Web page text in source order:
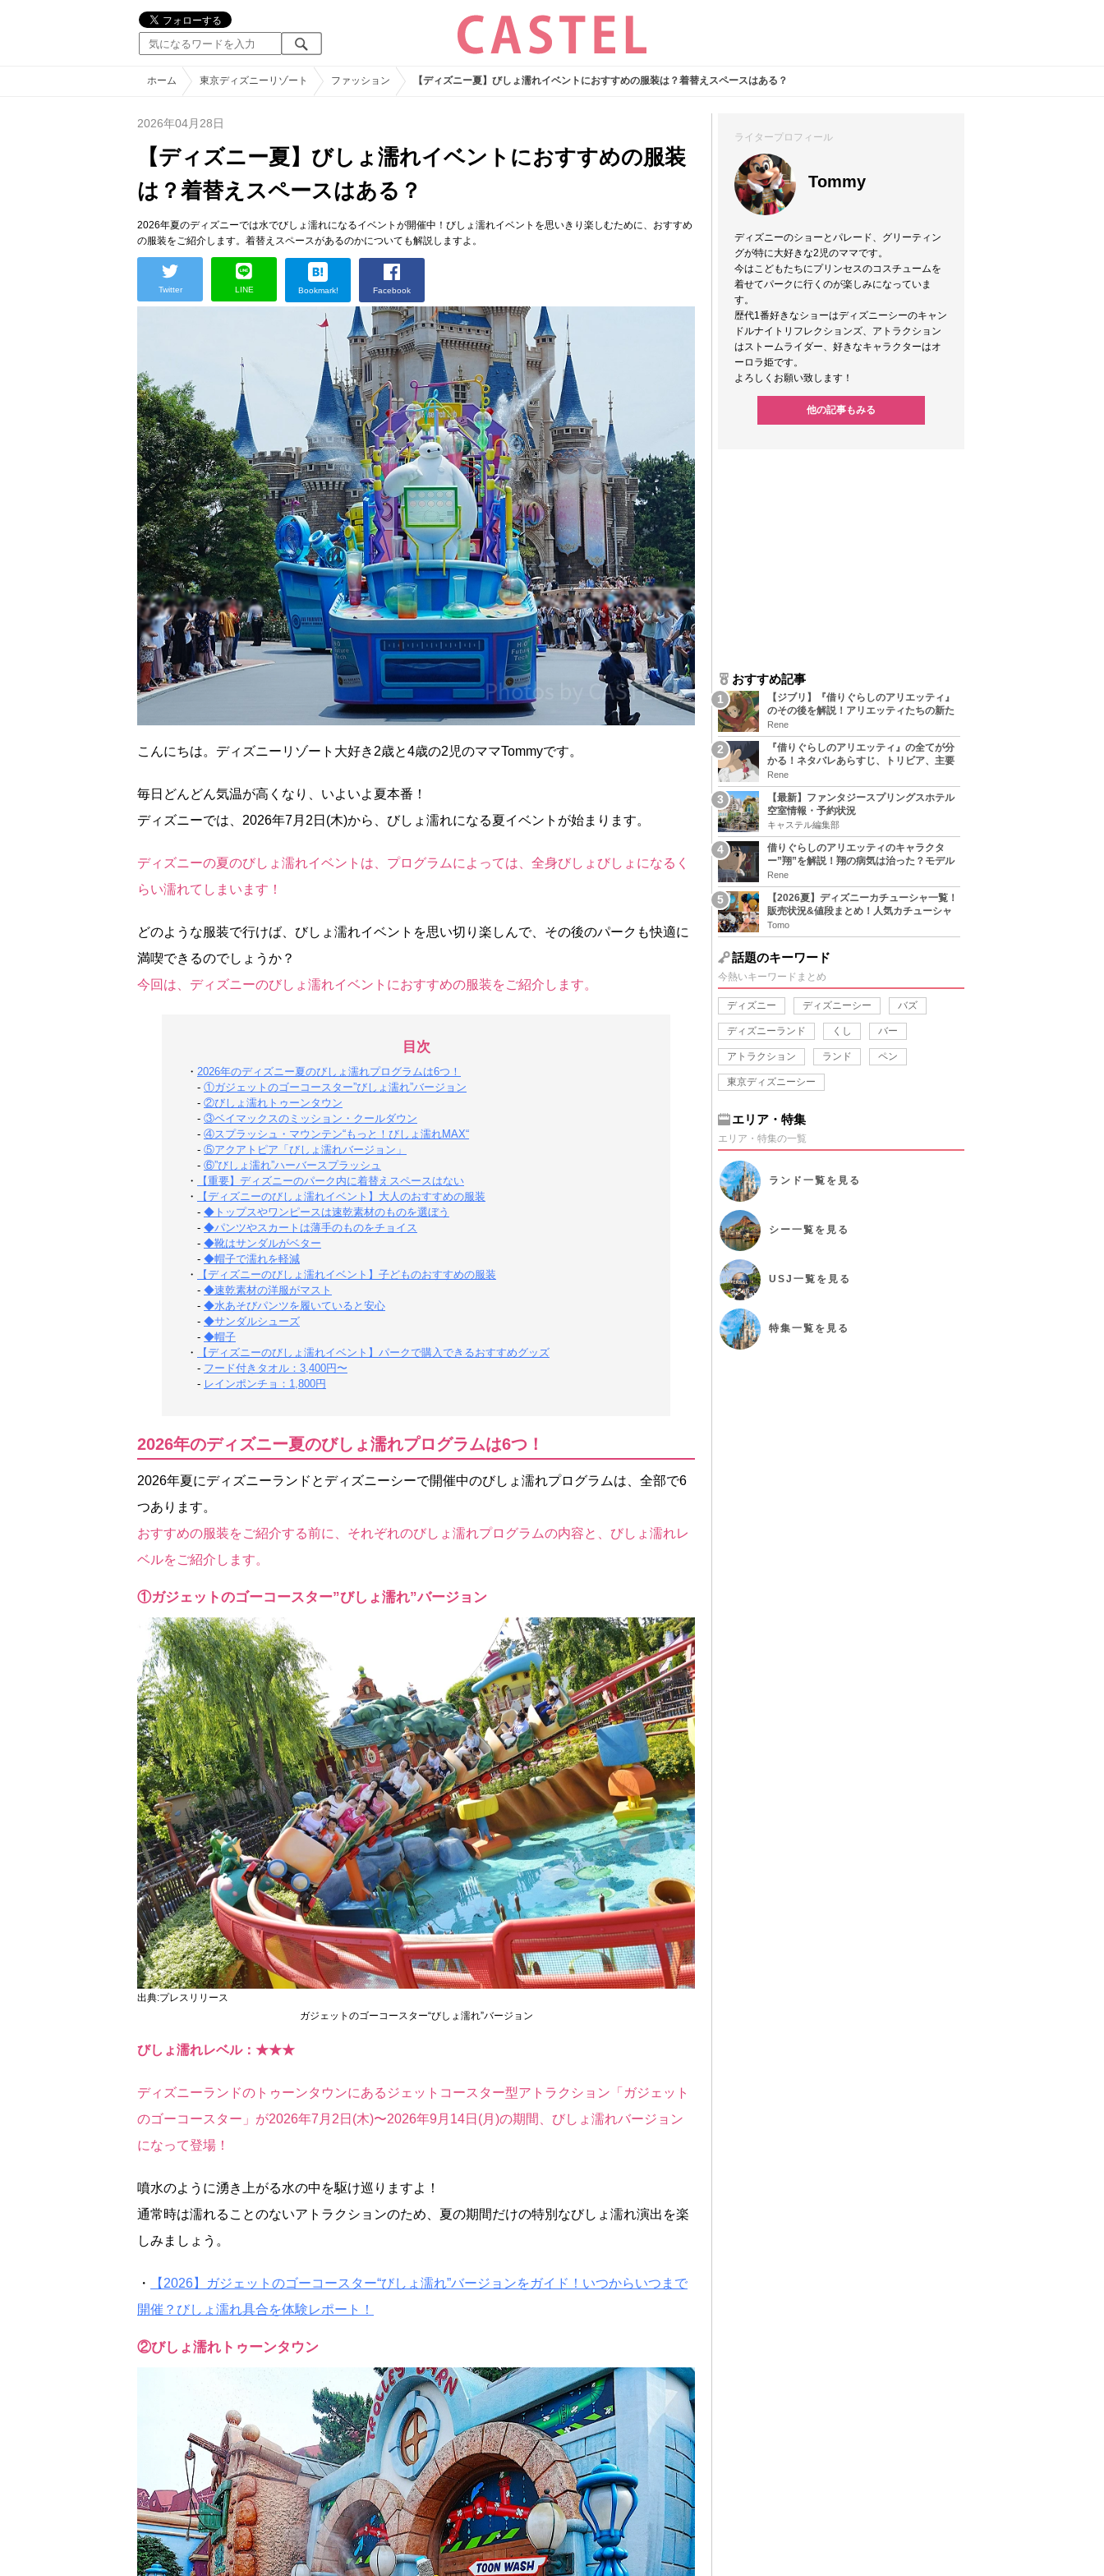
ホーム 東京ディズニーリゾート ファッション 【ディズニー夏】びしょ濡れイベントにおすすめの服装は？着替えスペースはある？
2026年04月28日
【ディズニー夏】びしょ濡れイベントにおすすめの服装
は？着替えスペースはある？
2026年夏のディズニーでは水でびしょ濡れになるイベントが開催中！びしょ濡れイベントを思いきり楽しむために、おすすめ
の服装をご紹介します。着替えスペースがあるのかについても解説しますよ。
Twitter LINE Bookmark! Facebook
こんにちは。ディズニーリゾート大好き2歳と4歳の2児のママTommyです。
毎日どんどん気温が高くなり、いよいよ夏本番！
ディズニーでは、2026年7月2日(木)から、びしょ濡れになる夏イベントが始まります。
ディズニーの夏のびしょ濡れイベントは、プログラムによっては、全身びしょびしょになるく
らい濡れてしまいます！
どのような服装で行けば、びしょ濡れイベントを思い切り楽しんで、その後のパークも快適に
満喫できるのでしょうか？
今回は、ディズニーのびしょ濡れイベントにおすすめの服装をご紹介します。
目次
・ 2026年のディズニー夏のびしょ濡れプログラムは6つ！
- ①ガジェットのゴーコースター”びしょ濡れ”バージョン
- ②びしょ濡れトゥーンタウン
- ③ベイマックスのミッション・クールダウン
- ④スプラッシュ・マウンテン“もっと！びしょ濡れMAX“
- ⑤アクアトピア「びしょ濡れバージョン」
- ⑥”びしょ濡れ”ハーバースプラッシュ
・
【重要】ディズニーのパーク内に着替えスペースはない
・
【ディズニーのびしょ濡れイベント】大人のおすすめの服装
- ◆トップスやワンピースは速乾素材のものを選ぼう
- ◆パンツやスカートは薄手のものをチョイス
- ◆靴はサンダルがベター
- ◆帽子で濡れを軽減
・
【ディズニーのびしょ濡れイベント】子どものおすすめの服装
- ◆速乾素材の洋服がマスト
- ◆水あそびパンツを履いていると安心
- ◆サンダルシューズ
- ◆帽子
・
【ディズニーのびしょ濡れイベント】パークで購入できるおすすめグッズ
- フード付きタオル：3,400円〜
- レインポンチョ：1,800円
2026年のディズニー夏のびしょ濡れプログラムは6つ！
2026年夏にディズニーランドとディズニーシーで開催中のびしょ濡れプログラムは、全部で6
つあります。
おすすめの服装をご紹介する前に、それぞれのびしょ濡れプログラムの内容と、びしょ濡れレ
ベルをご紹介します。
①ガジェットのゴーコースター”びしょ濡れ”バージョン
出典:プレスリリース
ガジェットのゴーコースター“びしょ濡れ”バージョン
びしょ濡れレベル：★★★
ディズニーランドのトゥーンタウンにあるジェットコースター型アトラクション「ガジェット
のゴーコースター」が2026年7月2日(木)〜2026年9月14日(月)の期間、びしょ濡れバージョン
になって登場！
噴水のように湧き上がる水の中を駆け巡りますよ！
通常時は濡れることのないアトラクションのため、夏の期間だけの特別なびしょ濡れ演出を楽
しみましょう。
・
【2026】ガジェットのゴーコースター“びしょ濡れ”バージョンをガイド！いつからいつまで
開催？びしょ濡れ具合を体験レポート！
②びしょ濡れトゥーンタウン
ライタープロフィール
Tommy
ディズニーのショーとパレード、グリーティン
グが特に大好きな2児のママです。
今はこどもたちにプリンセスのコスチュームを
着せてパークに行くのが楽しみになっていま
す。
歴代1番好きなショーはディズニーシーのキャン
ドルナイトリフレクションズ、アトラクション
はストームライダー、好きなキャラクターはオ
ーロラ姫です。
よろしくお願い致します！
他の記事もみる
おすすめ記事
【ジブリ】『借りぐらしのアリエッティ』
のその後を解説！アリエッティたちの新た
な住処は？翔の病気は治る？
Rene
『借りぐらしのアリエッティ』の全てが分
かる！ネタバレあらすじ、トリビア、主要
キャラまとめ！
Rene
【最新】ファンタジースプリングスホテル
空室情報・予約状況
キャステル編集部
借りぐらしのアリエッティのキャラクタ
ー”翔”を解説！翔の病気は治った？モデル
は誰？
Rene
【2026夏】ディズニーカチューシャ一覧！
販売状況&値段まとめ！人気カチューシャ
をチェック
Tomo
話題のキーワード
今熱いキーワードまとめ
ディズニー ディズニーシー バズ
ディズニーランド くし バー
アトラクション ランド ペン
東京ディズニーシー
エリア・特集
エリア・特集の一覧
ランド 一覧を見る
シー一覧を見る
USJ 一覧を見る
特集一覧を見る